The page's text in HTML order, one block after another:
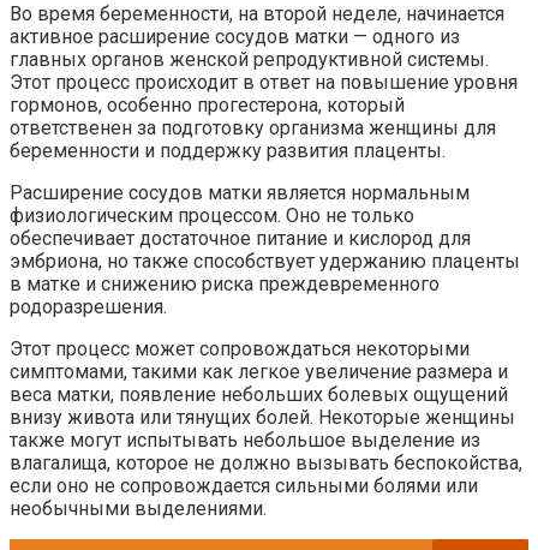
Во время беременности, на второй неделе, начинается
активное расширение сосудов матки — одного из
главных органов женской репродуктивной системы.
Этот процесс происходит в ответ на повышение уровня
гормонов, особенно прогестерона, который
ответственен за подготовку организма женщины для
беременности и поддержку развития плаценты.
Расширение сосудов матки является нормальным
физиологическим процессом. Оно не только
обеспечивает достаточное питание и кислород для
эмбриона, но также способствует удержанию плаценты
в матке и снижению риска преждевременного
родоразрешения.
Этот процесс может сопровождаться некоторыми
симптомами, такими как легкое увеличение размера и
веса матки, появление небольших болевых ощущений
внизу живота или тянущих болей. Некоторые женщины
также могут испытывать небольшое выделение из
влагалища, которое не должно вызывать беспокойства,
если оно не сопровождается сильными болями или
необычными выделениями.